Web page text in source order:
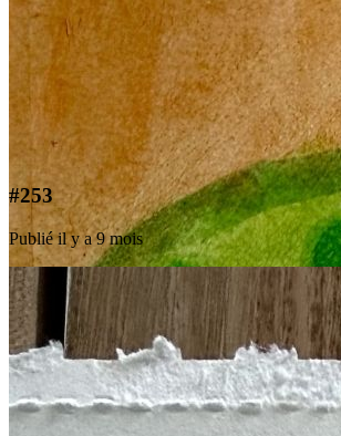
#253
Publié il y a 9 mois